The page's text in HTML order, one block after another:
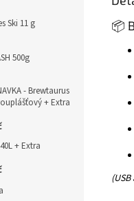
Ski 11 g
500g
- Brewtaurus
+ Extra
+ Extra
📦